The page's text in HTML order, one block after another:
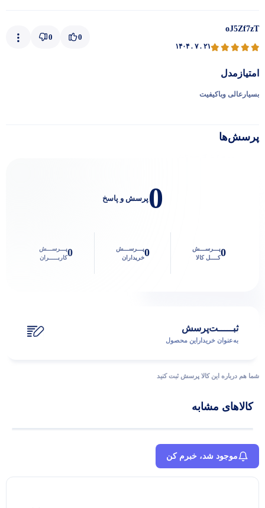
oJ5Zf7zT
۱۴۰۴ . ۷ . ۲۱
0
0
امتیازمدل
بسیارعالی وباکیفیت
پرسش‌ها
0پرسش و پاسخ
0پـــرســـش
کــــل کالا
0پـــرســـش
خریداران
0پـــرســـش
کاربـــــران
ثبـــــت‌پرسش
به‌عنوان ‌خریدار‌این‌ محصول
شما هم درباره این کالا پرسش ثبت کنید
کالاهای مشابه
موجود شد، خبرم کن